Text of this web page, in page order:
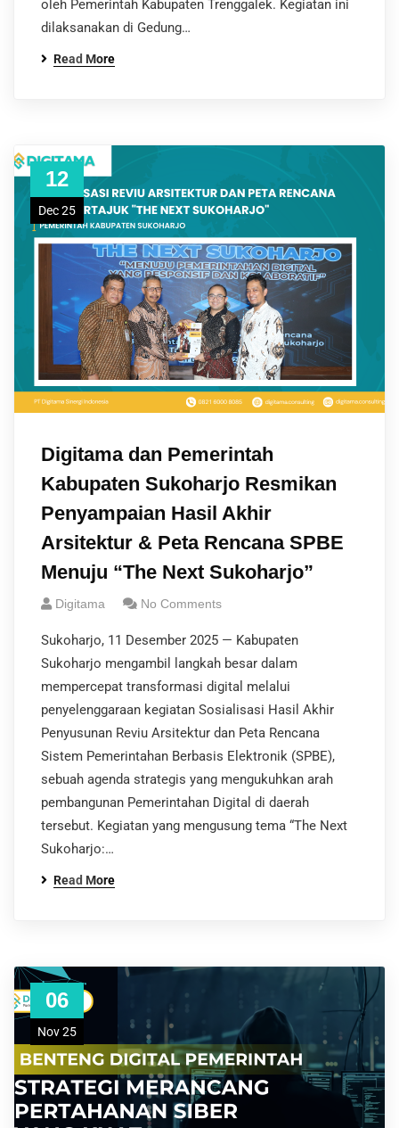
oleh Pemerintah Kabupaten Trenggalek. Kegiatan ini
dilaksanakan di Gedung…
Read More
12
Dec 25
Digitama dan Pemerintah
Kabupaten Sukoharjo Resmikan
Penyampaian Hasil Akhir
Arsitektur & Peta Rencana SPBE
Menuju “The Next Sukoharjo”
Digitama No Comments
Sukoharjo, 11 Desember 2025 — Kabupaten
Sukoharjo mengambil langkah besar dalam
mempercepat transformasi digital melalui
penyelenggaraan kegiatan Sosialisasi Hasil Akhir
Penyusunan Reviu Arsitektur dan Peta Rencana
Sistem Pemerintahan Berbasis Elektronik (SPBE),
sebuah agenda strategis yang mengukuhkan arah
pembangunan Pemerintahan Digital di daerah
tersebut. Kegiatan yang mengusung tema “The Next
Sukoharjo:…
Read More
06
Nov 25